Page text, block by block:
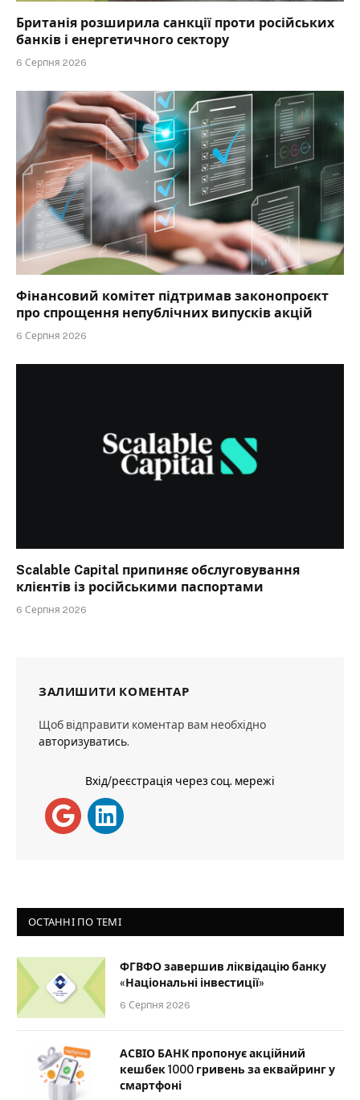
Британія розширила санкції проти російських
банків і енергетичного сектору
6 Серпня 2026
Фінансовий комітет підтримав законопроєкт
про спрощення непублічних випусків акцій
6 Серпня 2026
Scalable Capital припиняє обслуговування
клієнтів із російськими паспортами
6 Серпня 2026
ЗАЛИШИТИ КОМЕНТАР
Щоб відправити коментар вам необхідно
авторизуватись.
Вхід/реєстрація через соц. мережі
ОСТАННІ ПО ТЕМІ
ФГВФО завершив ліквідацію банку
«Національні інвестиції»
6 Серпня 2026
АСВІО БАНК пропонує акційний
кешбек 1000 гривень за еквайринг у
смартфоні